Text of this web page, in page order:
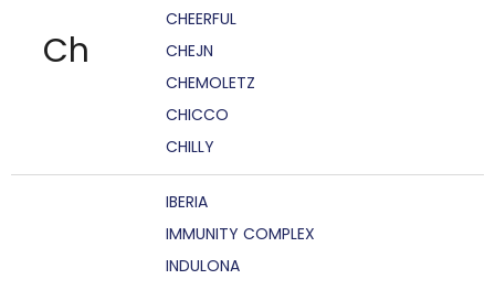
Ch
CHEERFUL
CHEJN
CHEMOLETZ
CHICCO
CHILLY
IBERIA
IMMUNITY COMPLEX
INDULONA